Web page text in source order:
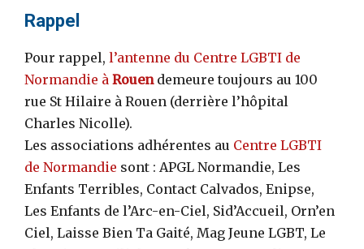
Rappel
Pour rappel, l’antenne du Centre LGBTI de
Normandie à Rouendemeure toujours au 100
rue St Hilaire à Rouen (derrière l’hôpital
Charles Nicolle).
Les associations adhérentes au Centre LGBTI
de Normandie sont : APGL Normandie, Les
Enfants Terribles, Contact Calvados, Enipse,
Les Enfants de l’Arc-en-Ciel, Sid’Accueil, Orn’en
Ciel, Laisse Bien Ta Gaité, Mag Jeune LGBT, Le